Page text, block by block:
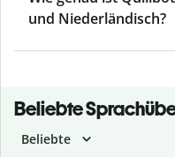
und Niederländisch?
Beliebte
Beliebte